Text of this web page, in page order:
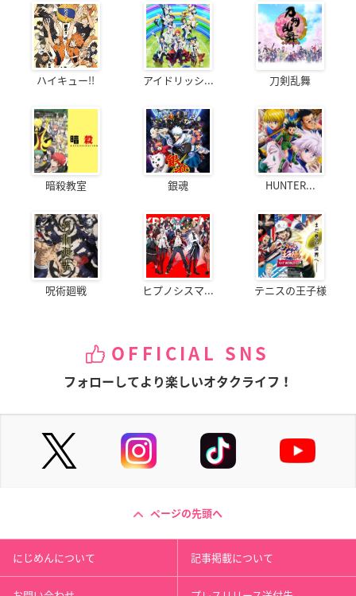
ハイキュー!! アイドリッシ... 刀剣乱舞
暗殺教室 銀魂 HUNTER...
呪術廻戦 ヒプノシスマ... テニスの王子様
OFFICIAL SNS
フォローしてより楽しいオタクライフ！
ページの先頭へ
にじめんについて 記事掲載について